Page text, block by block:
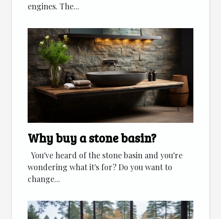
engines. The...
Why buy a stone basin?
You've heard of the stone basin and you're
wondering what it's for? Do you want to
change...